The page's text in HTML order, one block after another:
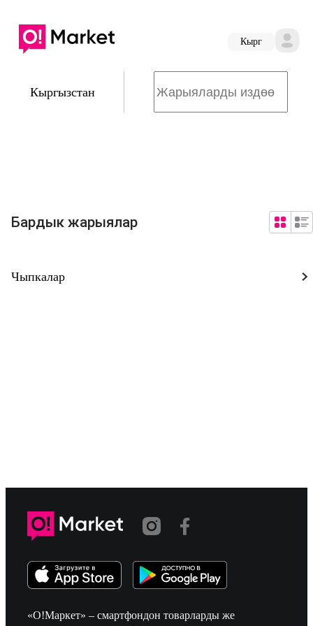
Кырг
Кыргызстан
Бардык жарыялар
Чыпкалар
«О!Маркет» – смартфондон товарларды же